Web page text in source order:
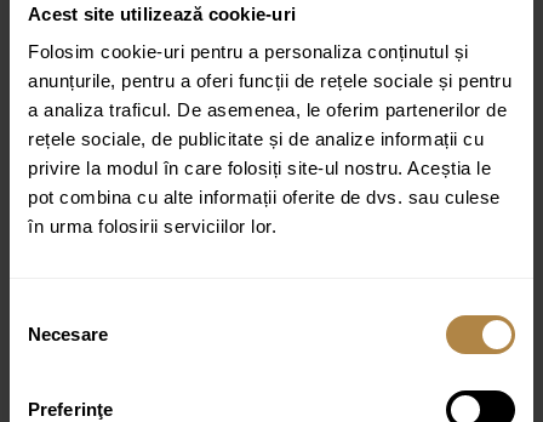
Acest site utilizează cookie-uri
Folosim cookie-uri pentru a personaliza conținutul și
anunțurile, pentru a oferi funcții de rețele sociale și pentru
a analiza traficul. De asemenea, le oferim partenerilor de
rețele sociale, de publicitate și de analize informații cu
privire la modul în care folosiți site-ul nostru. Aceștia le
pot combina cu alte informații oferite de dvs. sau culese
în urma folosirii serviciilor lor.
consimțământului
Necesare
Preferinţe
Finisaj: Periat
Cu revarsare
Poate fi folosit si pentru lavoare fara revarsare
Conexiune de 1¼””.
Blocare mecanism click-clack (montare optionala)
Culoare:Alama